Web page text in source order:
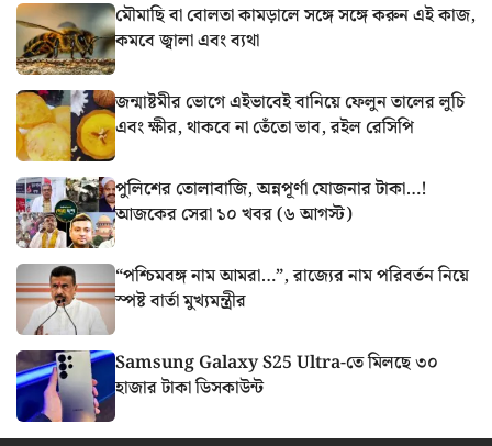
মৌমাছি বা বোলতা কামড়ালে সঙ্গে সঙ্গে করুন এই কাজ,
কমবে জ্বালা এবং ব্যথা
জন্মাষ্টমীর ভোগে এইভাবেই বানিয়ে ফেলুন তালের লুচি
এবং ক্ষীর, থাকবে না তেঁতো ভাব, রইল রেসিপি
পুলিশের তোলাবাজি, অন্নপূর্ণা যোজনার টাকা…!
আজকের সেরা ১০ খবর (৬ আগস্ট)
“পশ্চিমবঙ্গ নাম আমরা…”, রাজ্যের নাম পরিবর্তন নিয়ে
স্পষ্ট বার্তা মুখ্যমন্ত্রীর
Samsung Galaxy S25 Ultra-তে মিলছে ৩০
হাজার টাকা ডিসকাউন্ট